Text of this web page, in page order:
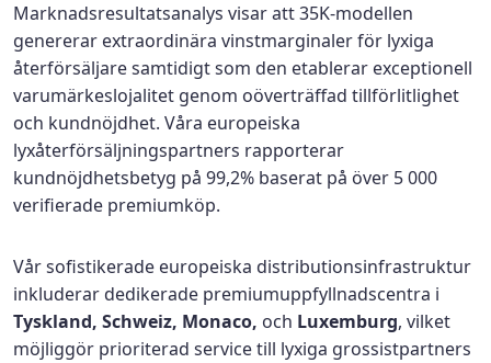
Marknadsresultatsanalys visar att 35K-modellen
genererar extraordinära vinstmarginaler för lyxiga
återförsäljare samtidigt som den etablerar exceptionell
varumärkeslojalitet genom oöverträffad tillförlitlighet
och kundnöjdhet. Våra europeiska
lyxåterförsäljningspartners rapporterar
kundnöjdhetsbetyg på 99,2% baserat på över 5 000
verifierade premiumköp.
Vår sofistikerade europeiska distributionsinfrastruktur
inkluderar dedikerade premiumuppfyllnadscentra i
Tyskland, Schweiz, Monaco, och Luxemburg, vilket
möjliggör prioriterad service till lyxiga grossistpartners